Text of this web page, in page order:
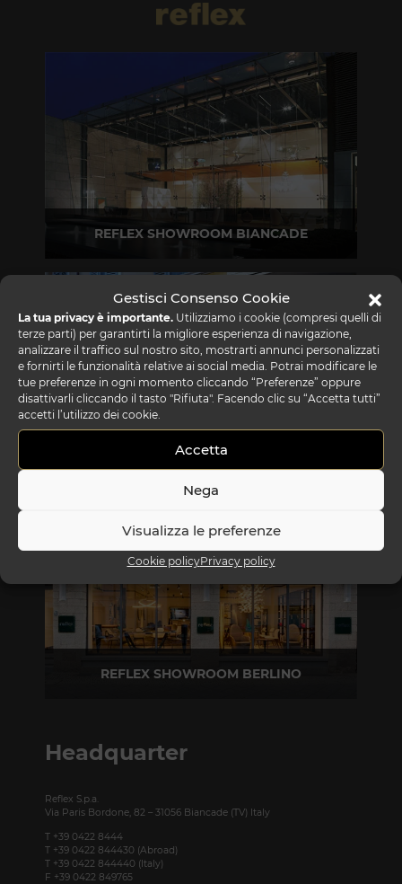
Gestisci Consenso Cookie
La tua privacy è importante. Utilizziamo i cookie (compresi quelli di
terze parti) per garantirti la migliore esperienza di navigazione,
analizzare il traffico sul nostro sito, mostrarti annunci personalizzati
e fornirti le funzionalità relative ai social media. Potrai modificare le
tue preferenze in ogni momento cliccando “Preferenze” oppure
disattivarli cliccando il tasto "Rifiuta". Facendo clic su “Accetta tutti”
accetti l’utilizzo dei cookie.
Accetta
Nega
Visualizza le preferenze
Cookie policyPrivacy policy
REFLEX SHOWROOM BIANCADE
REFLEX SHOWROOM MILANO
Via Madonnina, 17 20121 Brera (MI)
REFLEX SHOWROOM BERLINO
Headquarter
Reflex S.p.a.
Via Paris Bordone, 82 – 31056 Biancade (TV) Italy
T +39 0422 8444
T +39 0422 844430 (Abroad)
T +39 0422 844440 (Italy)
F +39 0422 849765